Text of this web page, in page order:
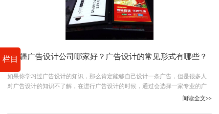
栏目新疆广告设计公司哪家好？广告设计的常见形式有哪些？
如果你学习过广告设计的知识，那么肯定能够自己设计一条广告，但是很多人
对广告设计的知识不了解，在进行广告设计的时候，通过会选择一家专业的广
告设计公司，最近有很多人问新疆广告设计公司哪家好，下面小编就给大家介
阅读全文>>